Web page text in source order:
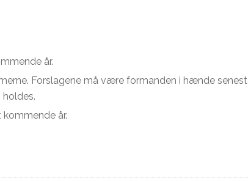
år.
Forslagene må være formanden i hænde senest
år.